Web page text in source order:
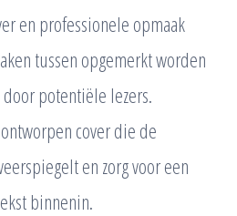
en professionele opmaak
tussen opgemerkt worden
potentiële lezers.
cover die de
en zorg voor een
binnenin.